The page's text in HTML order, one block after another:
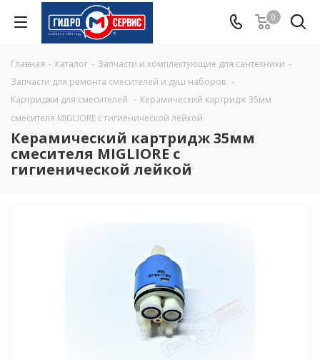
0
Главная - Каталог - Запчасти и комплектующие для сантехники -
Запчасти для ремонта смесителей и душ наборов -
Картриджи для смесителей - Керамический картридж 35мм
смесителя MIGLIORE с гигиенической лейкой
Керамический картридж 35мм
смесителя MIGLIORE с
гигиенической лейкой